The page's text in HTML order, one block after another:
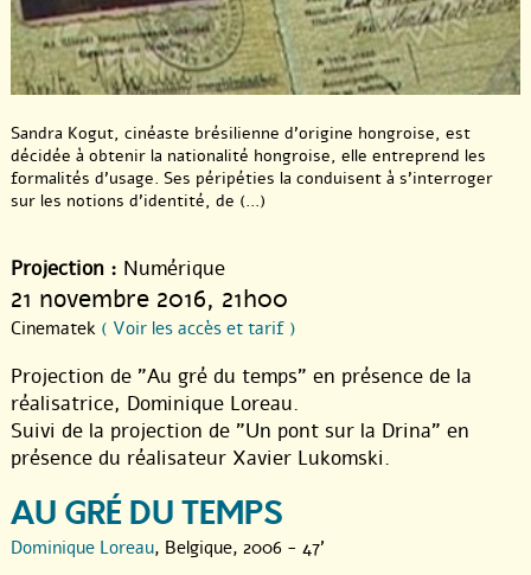
Sandra Kogut, cinéaste brésilienne d’origine hongroise, est
décidée à obtenir la nationalité hongroise, elle entreprend les
formalités d’usage. Ses péripéties la conduisent à s’interroger
sur les notions d’identité, de (...)
Projection : Numérique
21 novembre 2016, 21h00
Cinematek ( Voir les accès et tarif )
Projection de "Au gré du temps" en présence de la
réalisatrice, Dominique Loreau.
Suivi de la projection de "Un pont sur la Drina" en
présence du réalisateur Xavier Lukomski.
AU GRÉ DU TEMPS
Dominique Loreau, Belgique, 2006 - 47'